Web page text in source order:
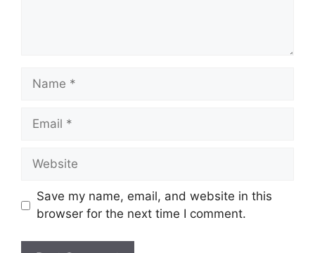
Name
Email
Website
Save my name, email, and website in this
browser for the next time I comment.